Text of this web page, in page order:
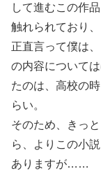
して進むこの作
触れられており
正直言って僕は
の内容について
たのは、高校の
らい。
そのため、きっ
ら、よりこの小
ありますが……